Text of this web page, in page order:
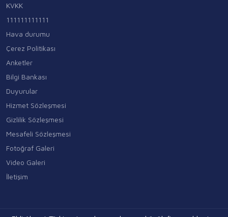
KVKK
111111111111
Hava durumu
Çerez Politikası
Anketler
Bilgi Bankası
Duyurular
Hizmet Sözleşmesi
Gizlilik Sözleşmesi
Mesafeli Sözleşmesi
Fotoğraf Galeri
Video Galeri
İletişim